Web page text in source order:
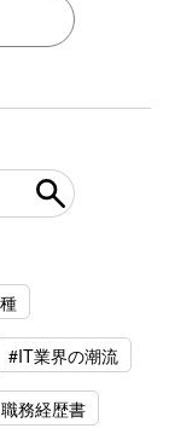
#IT業界の潮流
務経歴書